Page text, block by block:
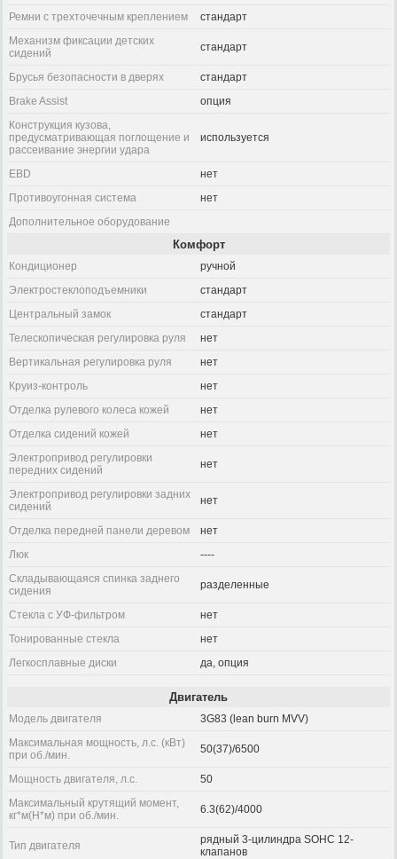
Ремни с трехточечным креплением
стандарт
Механизм фиксации детских
сидений
стандарт
Брусья безопасности в дверях
стандарт
Brake Assist
опция
Конструкция кузова,
предусматривающая поглощение и
рассеивание энергии удара
используется
EBD
нет
Противоугонная система
нет
Дополнительное оборудование
Комфорт
Кондиционер
ручной
Электростеклоподъемники
стандарт
Центральный замок
стандарт
Телескопическая регулировка руля
нет
Вертикальная регулировка руля
нет
Круиз-контроль
нет
Отделка рулевого колеса кожей
нет
Отделка сидений кожей
нет
Электропривод регулировки
передних сидений
нет
Электропривод регулировки задних
сидений
нет
Отделка передней панели деревом
нет
Люк
----
Складывающаяся спинка заднего
сидения
разделенные
Стекла с УФ-фильтром
нет
Тонированные стекла
нет
Легкосплавные диски
да, опция
Двигатель
Модель двигателя
3G83 (lean burn MVV)
Максимальная мощность, л.с. (кВт)
при об./мин.
50(37)/6500
Мощность двигателя, л.с.
50
Максимальный крутящий момент,
кг*м(Н*м) при об./мин.
6.3(62)/4000
Тип двигателя
рядный 3-цилиндра SOHC 12-
клапанов